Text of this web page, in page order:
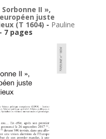
II »,
juste
(T 1604) - Pauline
- 7 pages